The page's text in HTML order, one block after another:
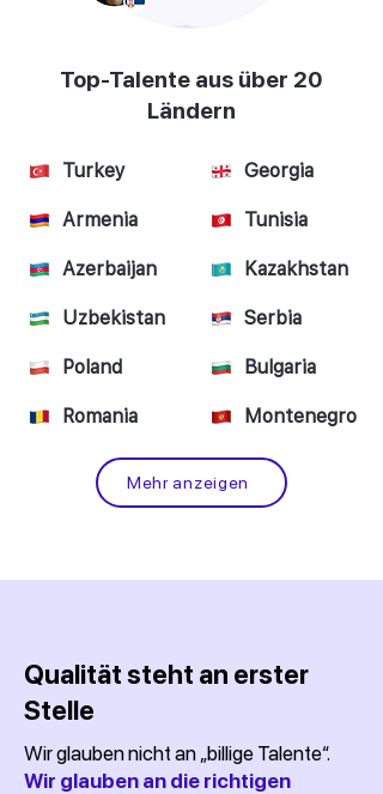
Top-Talente aus über 20
Ländern
Turkey
Armenia
Azerbaijan
Uzbekistan
Poland
Romania
Georgia
Tunisia
Kazakhstan
Serbia
Bulgaria
Montenegro
Mehr anzeigen
Qualität steht an erster
Stelle
Wir glauben nicht an „billige Talente“.
Wir glauben an die richtigen